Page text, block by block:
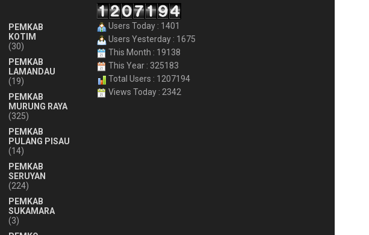
PEMKAB
KOTIM
(30)
PEMKAB
LAMANDAU
(19)
PEMKAB
MURUNG RAYA
(325)
PEMKAB
PULANG PISAU
(14)
PEMKAB
SERUYAN
(224)
PEMKAB
SUKAMARA
(3)
Users Today : 1401
Users Yesterday : 1675
This Month : 19138
This Year : 325183
Total Users : 1207194
Views Today : 2342